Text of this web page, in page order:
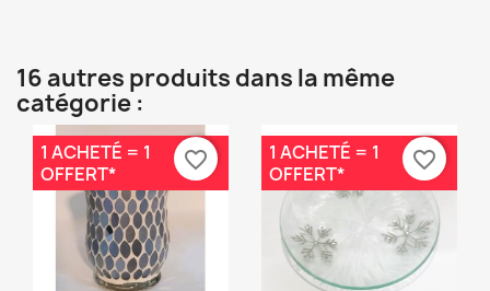
16 autres produits dans la même
catégorie :
1 ACHETÉ = 1
OFFERT*
favorite_border
1 ACHETÉ = 1
OFFERT*
favorite_border